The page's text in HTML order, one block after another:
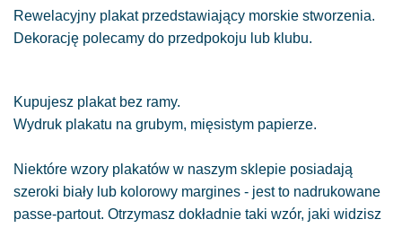
Rewelacyjny plakat przedstawiający morskie stworzenia.
Dekorację polecamy do przedpokoju lub klubu.
Kupujesz plakat bez ramy.
Wydruk plakatu na grubym, mięsistym papierze.
Niektóre wzory plakatów w naszym sklepie posiadają
szeroki biały lub kolorowy margines - jest to nadrukowane
passe-partout. Otrzymasz dokładnie taki wzór, jaki widzisz